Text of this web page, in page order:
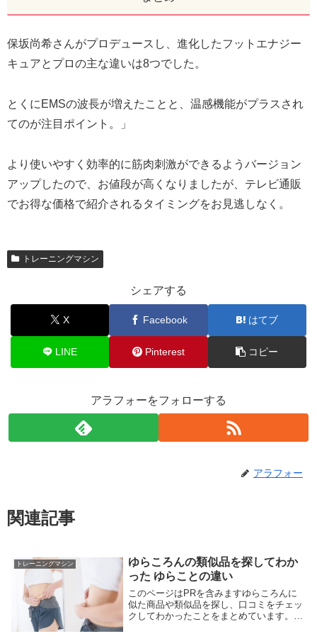
保坂尚希さんがプロデュースし、進化したフットエナジー
キュアとプロの主な違いは8つでした。
とくにEMSの波長が増えたことと、温感機能がプラスされ
てのが注目ポイント。」
より使いやすく効率的に筋肉刺激ができるようバージョン
アップしたので、お値段が高くなりましたが、テレビ通販
でお得な価格で紹介されるタイミングをお見逃しなく。
トレーニングマシン
シェアする
X Facebook はてブ
LINE Pinterest コピー
アラフォーをフォローする
アラフォー
関連記事
トレーニングマシン
ゆらころんの類似品を探してわか
った ゆらことの違い
このページはPRを含みますゆらころんに
似た商品や類似品を探し、口コミをチェッ
クしてわかったことをまとめています。シ